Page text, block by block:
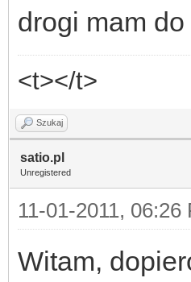
drogi mam
<t></t>
Szukaj
satio.pl
Unregistered
11-01-2011, 06:26
Witam,